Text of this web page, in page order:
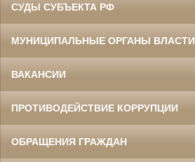
СУДЫ СУБЪЕКТА РФ
МУНИЦИПАЛЬНЫЕ ОРГАНЫ ВЛАСТИ
ВАКАНСИИ
ПРОТИВОДЕЙСТВИЕ КОРРУПЦИИ
ОБРАЩЕНИЯ ГРАЖДАН